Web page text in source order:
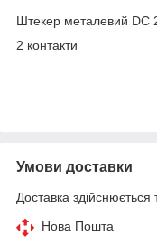
Штекер металевий DC
2 контакти
Умови доставки
Доставка здійснюється
Нова Пошта